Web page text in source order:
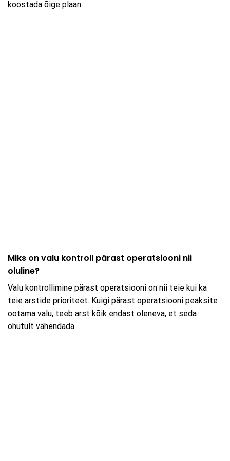
koostada õige plaan.
Miks on valu kontroll pärast operatsiooni nii
oluline?
Valu kontrollimine pärast operatsiooni on nii teie kui ka
teie arstide prioriteet. Kuigi pärast operatsiooni peaksite
ootama valu, teeb arst kõik endast oleneva, et seda
ohutult vähendada.